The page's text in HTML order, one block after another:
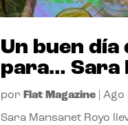
Un buen día
para… Sara
por Flat Magazine |Ago
Sara Mansanet Royo